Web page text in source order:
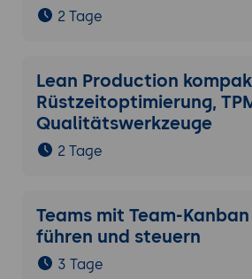
2 Tage
Lean Production
Rüstzeitoptimierung,
Qualitätswerkzeuge
2 Tage
Teams mit Team-
führen und steuern
3 Tage